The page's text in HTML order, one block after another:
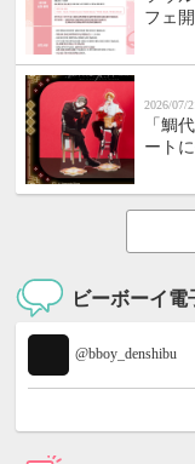
フェ
2026/07/
「鯛
ート
ビーボーイ電
@bboy_denshibu